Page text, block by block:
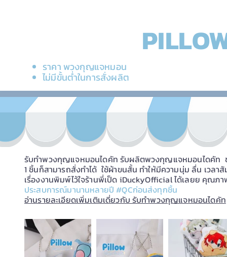
ราคา พวงกุญแจหมอน
ไม่มีขั้นต่ำในการสั่งผลิต
รับทำพวงกุญแจหมอนไดคัท รับผลิตพวงกุญแจหมอนไดคัท
1 ชิ้นก็สามารถสั่งทำได้ ใช้ผ้าขนสั้น ทำให้มีความนุ่ม ลื่น เ
เรื่องงานพิมพ์ไว้ใจร้านพี่เป็ด iDuckyOfficial ได้เลยย คุณ
ประสบการณ์มานานหลายปี #QCก่อนส่งทุกชิ้น
อ่านรายละเอียดเพิ่มเติมเดี่ยวกับ รับทำพวงกุญแจหมอนไดคัท